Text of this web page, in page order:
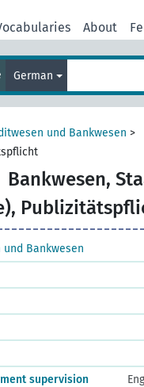
About
German
und Bankwesen >
Bankwesen,
und Bankwesen
supervision